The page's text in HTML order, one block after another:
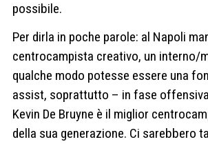
possibile.
Per dirla in poche parole: al Napoli
centrocampista creativo, un interno/
qualche modo potesse essere una
assist, soprattutto – in fase
Kevin De Bruyne è il miglior
della sua generazione. Ci sarebbero